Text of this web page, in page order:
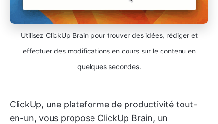
Utilisez ClickUp Brain pour trouver des idées, rédiger et
effectuer des modifications en cours sur le contenu en
quelques secondes.
ClickUp, une plateforme de productivité tout-
en-un, vous propose ClickUp Brain, un